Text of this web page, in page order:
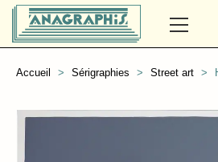
Accueil Sérigraphies Street art